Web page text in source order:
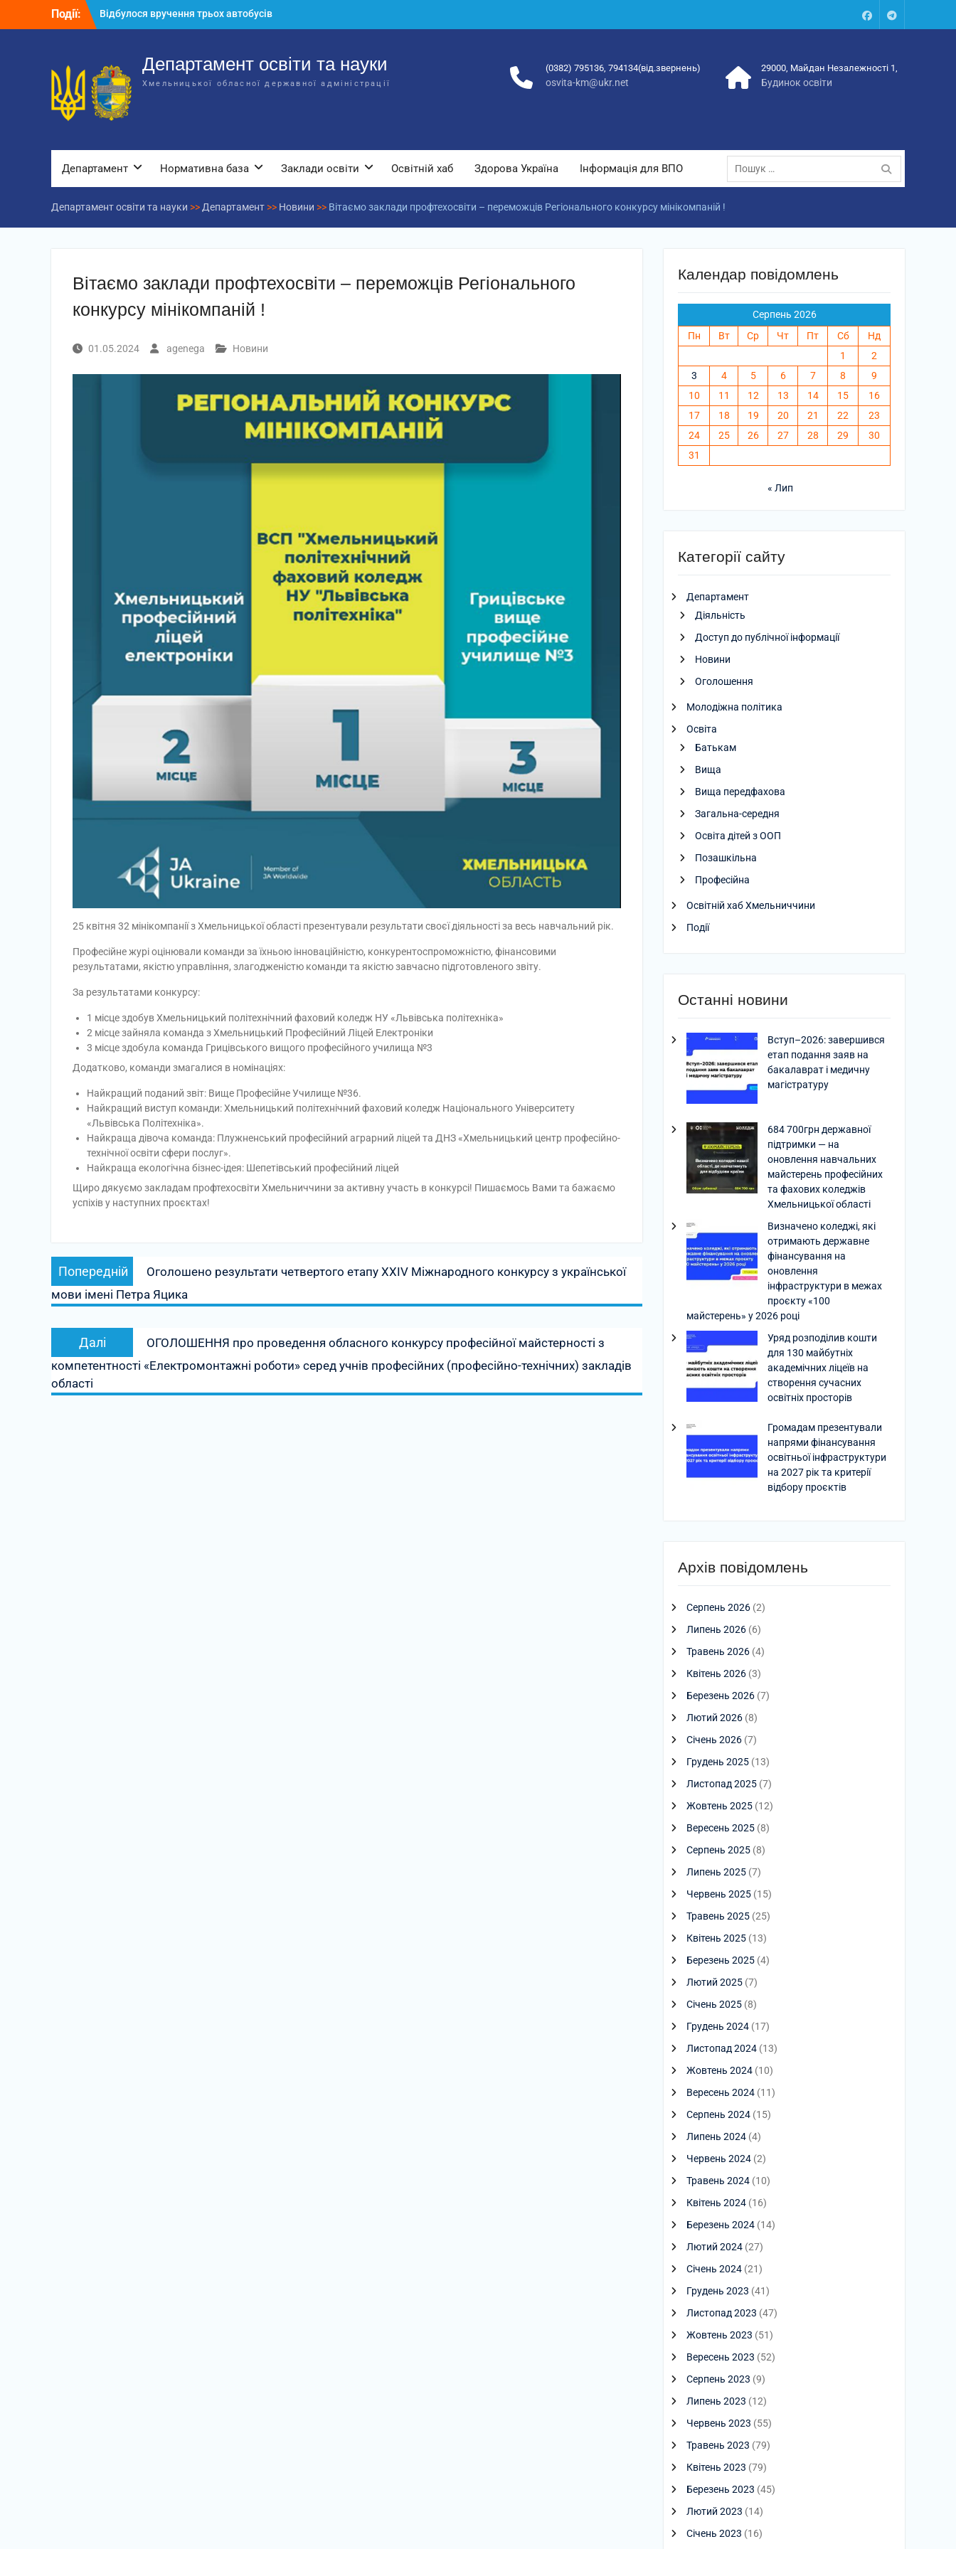
Події:
Відбулося вручення трьох автобусів
для потреб закладів освіти
Департаменту освіти та науки обласної
державної адміністрації
Відбулась обласна нарада для
відповідальних за національно-
патріотичне виховання
FacebookTalegram
Департамент освіти та науки
Хмельницької обласної державної адміністрації
(0382) 795136, 794134(від.звернень)
osvita-km@ukr.net
29000, Майдан Незалежності 1,
Будинок освіти
Департамент Нормативна база Заклади освіти Освітній хаб Здорова Україна Інформація для ВПО
Пошук:
Департамент освіти та науки >> Департамент >> Новини >> Вітаємо заклади профтехосвіти – переможців Регіонального конкурсу мінікомпаній !
Вітаємо заклади профтехосвіти – переможців Регіонального
конкурсу мінікомпаній !
01.05.2024 agenega Новини
25 квітня 32 мінікомпанії з Хмельницької області презентували результати своєї діяльності за весь навчальний рік.
Професійне журі оцінювали команди за їхньою інноваційністю, конкурентоспроможністю, фінансовими
результатами, якістю управління, злагодженістю команди та якістю завчасно підготовленого звіту.
За результатами конкурсу:
1 місце здобув Хмельницький політехнічний фаховий коледж НУ «Львівська політехніка»
2 місце зайняла команда з Хмельницький Професійний Ліцей Електроніки
3 місце здобула команда Грицівського вищого професійного училища №3
Додатково, команди змагалися в номінаціях:
Найкращий поданий звіт: Вище Професійне Училище №36.
Найкращий виступ команди: Хмельницький політехнічний фаховий коледж Національного Університету
«Львівська Політехніка».
Найкраща дівоча команда: Плужненський професійний аграрний ліцей та ДНЗ «Хмельницький центр професійно-
технічної освіти сфери послуг».
Найкраща екологічна бізнес-ідея: Шепетівський професійний ліцей
Щиро дякуємо закладам профтехосвіти Хмельниччини за активну участь в конкурсі! Пишаємось Вами та бажаємо
успіхів у наступних проєктах!
Навігація
записів
Попередній
запис:
Оголошено результати четвертого етапу XXIV Міжнародного конкурсу з української
мови імені Петра Яцика
Далі
запис:
ОГОЛОШЕННЯ про проведення обласного конкурсу професійної майстерності з
компетентності «Електромонтажні роботи» серед учнів професійних (професійно-технічних) закладів
області
Календар повідомлень
Серпень 2026
Пн
Вт Ср Чт Пт Сб
Нд
1
2
3
4 5 6 7 8
9
10
11 12 13 14 15
16
17
18 19 20 21 22
23
24
25 26 27 28 29
30
31
« Лип
Категорії сайту
Департамент
Діяльність
Доступ до публічної інформації
Новини
Оголошення
Молодіжна політика
Освіта
Батькам
Вища
Вища передфахова
Загальна-середня
Освіта дітей з ООП
Позашкільна
Професійна
Освітній хаб Хмельниччини
Події
Останні новини
Вступ–2026: завершився
етап подання заяв на
бакалаврат і медичну
магістратуру
684 700грн державної
підтримки — на
оновлення навчальних
майстерень професійних
та фахових коледжів
Хмельницької області
Визначено коледжі, які
отримають державне
фінансування на
оновлення
інфраструктури в межах
проєкту «100
майстерень» у 2026 році
Уряд розподілив кошти
для 130 майбутніх
академічних ліцеїв на
створення сучасних
освітніх просторів
Громадам презентували
напрями фінансування
освітньої інфраструктури
на 2027 рік та критерії
відбору проєктів
Архів повідомлень
Серпень 2026 (2)
Липень 2026 (6)
Травень 2026 (4)
Квітень 2026 (3)
Березень 2026 (7)
Лютий 2026 (8)
Січень 2026 (7)
Грудень 2025 (13)
Листопад 2025 (7)
Жовтень 2025 (12)
Вересень 2025 (8)
Серпень 2025 (8)
Липень 2025 (7)
Червень 2025 (15)
Травень 2025 (25)
Квітень 2025 (13)
Березень 2025 (4)
Лютий 2025 (7)
Січень 2025 (8)
Грудень 2024 (17)
Листопад 2024 (13)
Жовтень 2024 (10)
Вересень 2024 (11)
Серпень 2024 (15)
Липень 2024 (4)
Червень 2024 (2)
Травень 2024 (10)
Квітень 2024 (16)
Березень 2024 (14)
Лютий 2024 (27)
Січень 2024 (21)
Грудень 2023 (41)
Листопад 2023 (47)
Жовтень 2023 (51)
Вересень 2023 (52)
Серпень 2023 (9)
Липень 2023 (12)
Червень 2023 (55)
Травень 2023 (79)
Квітень 2023 (79)
Березень 2023 (45)
Лютий 2023 (14)
Січень 2023 (16)